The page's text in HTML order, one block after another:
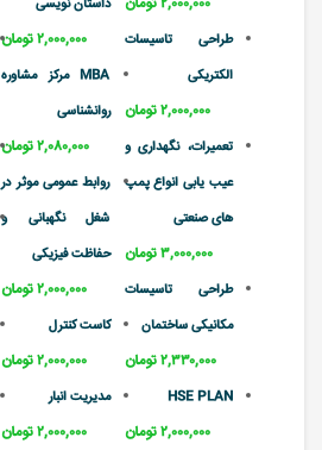
طراحی تاسیسات
الکتریکی
۲,۰۰۰,۰۰۰ تومان
تعمیرات، نگهداری و
عیب یابی انواع پمپ
های صنعتی
۳,۰۰۰,۰۰۰ تومان
طراحی تاسیسات
مکانیکی ساختمان
۲,۳۳۰,۰۰۰ تومان
HSE PLAN
۲,۰۰۰,۰۰۰ تومان
داستان نویسی
۲,۰۰۰,۰۰۰ تومان
MBA مرکز مشاوره
روانشناسی
۲,۰۸۰,۰۰۰ تومان
روابط عمومی موثر در
شغل نگهبانی و
حفاظت فیزیکی
۲,۰۰۰,۰۰۰ تومان
کاست کنترل
۲,۰۰۰,۰۰۰ تومان
مدیریت انبار
۲,۰۰۰,۰۰۰ تومان